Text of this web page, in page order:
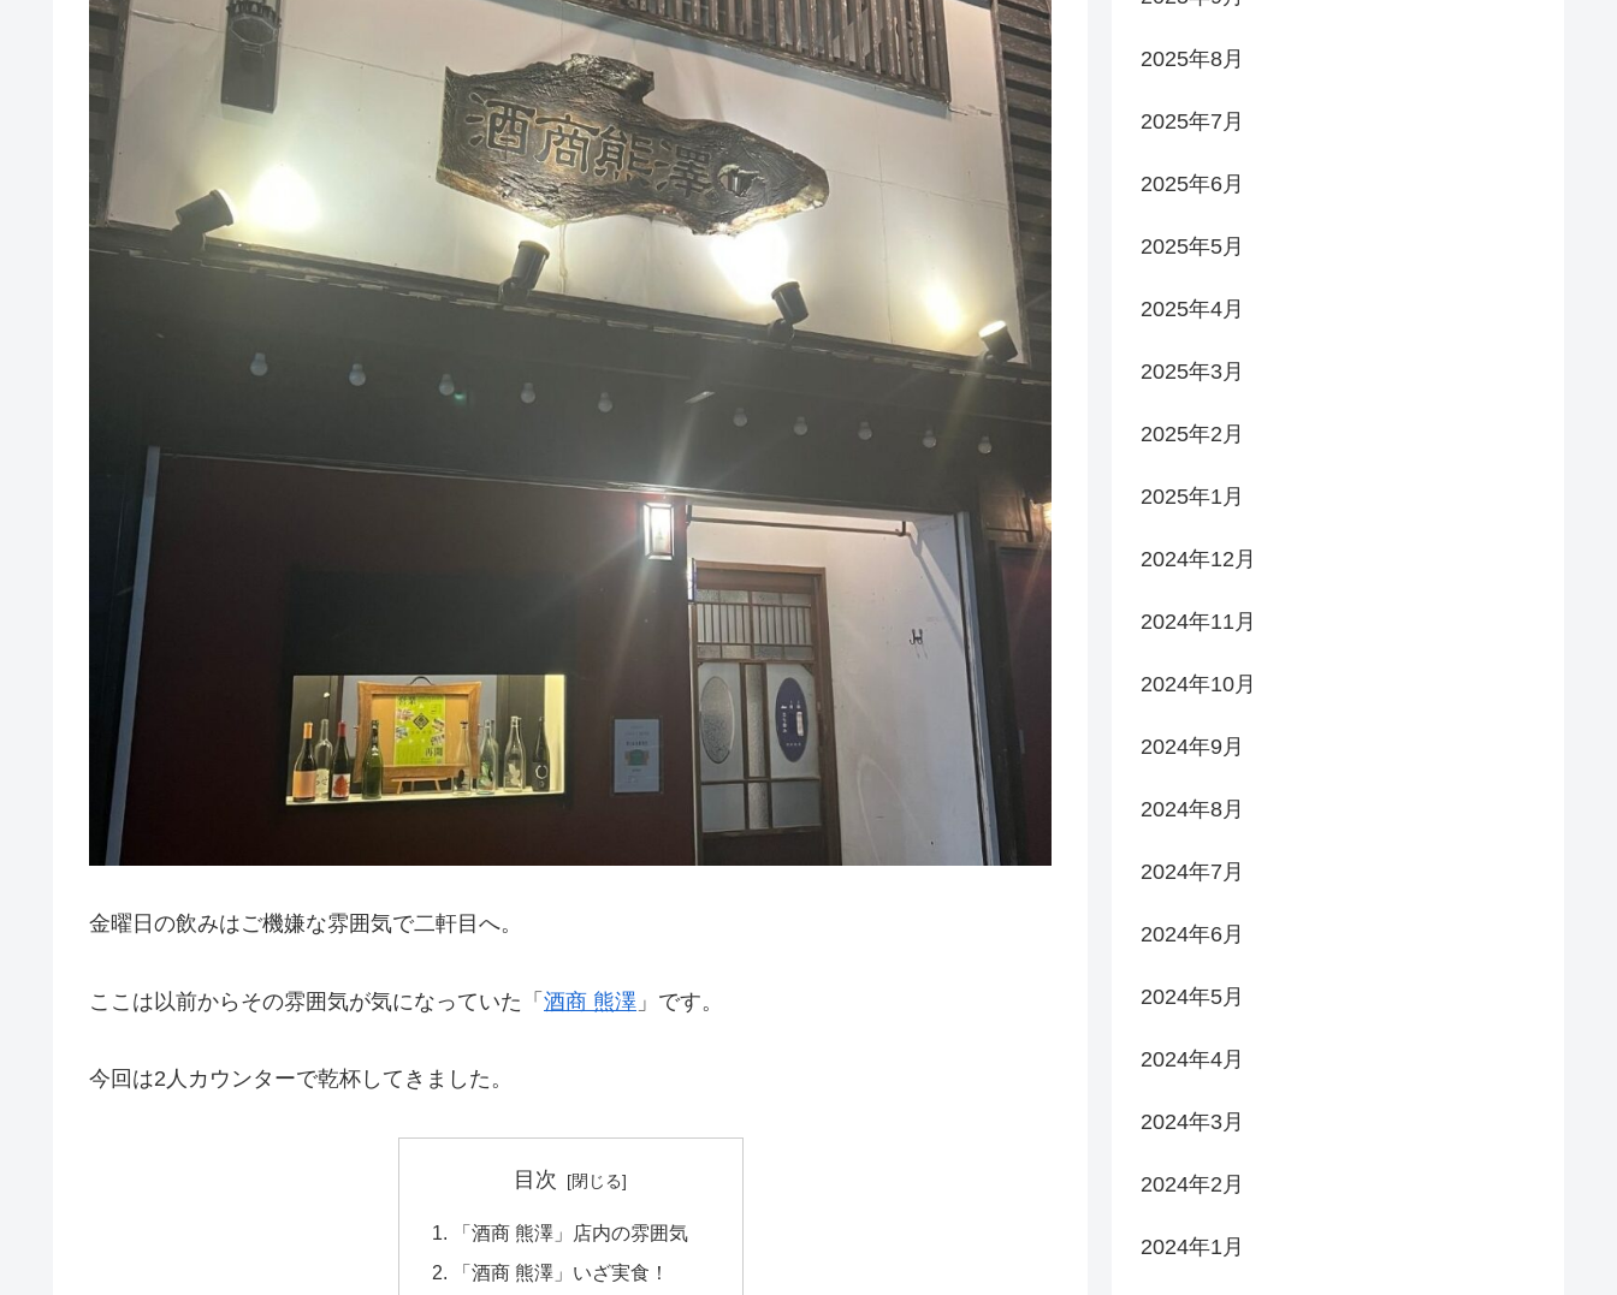
金曜日の飲みはご機嫌な雰囲気で二軒目へ。
ここは以前からその雰囲気が気になっていた「 酒商 熊澤 」です。
今回は2人カウンターで乾杯してきました。
目次
「酒商 熊澤」店内の雰囲気
「酒商 熊澤」いざ実食！
2025年8月
2025年7月
2025年6月
2025年5月
2025年4月
2025年3月
2025年2月
2025年1月
2024年12月
2024年11月
2024年10月
2024年9月
2024年8月
2024年7月
2024年6月
2024年5月
2024年4月
2024年3月
2024年2月
2024年1月